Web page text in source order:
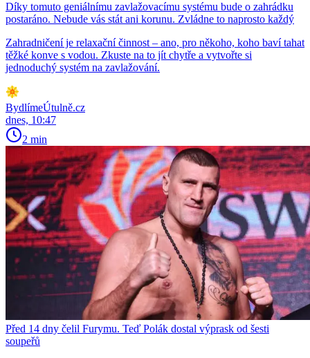
Díky tomuto geniálnímu zavlažovacímu systému bude o zahrádku
postaráno. Nebude vás stát ani korunu. Zvládne to naprosto každý
Zahradničení je relaxační činnost – ano, pro někoho, koho baví tahat
těžké konve s vodou. Zkuste na to jít chytře a vytvořte si
jednoduchý systém na zavlažování.
BydlímeÚtulně.cz
dnes, 10:47
2 min
Před 14 dny čelil Furymu. Teď Polák dostal výprask od šesti
soupeřů